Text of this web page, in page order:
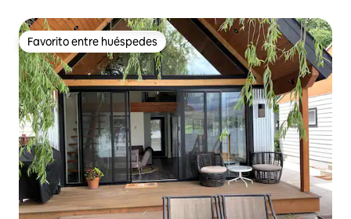
Favorito entre huéspedes
Favorito entre huéspedes